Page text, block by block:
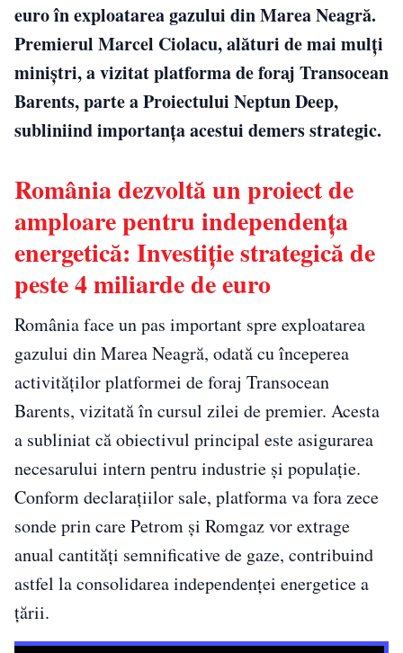
euro în exploatarea gazului din Marea Neagră.
Premierul Marcel Ciolacu, alături de mai mulți
miniștri, a vizitat platforma de foraj Transocean
Barents, parte a Proiectului Neptun Deep,
subliniind importanța acestui demers strategic.
România dezvoltă un proiect de
amploare pentru independența
energetică: Investiție strategică de
peste 4 miliarde de euro
România face un pas important spre exploatarea
gazului din Marea Neagră, odată cu începerea
activităților platformei de foraj Transocean
Barents, vizitată în cursul zilei de premier. Acesta
a subliniat că obiectivul principal este asigurarea
necesarului intern pentru industrie și populație.
Conform declarațiilor sale, platforma va fora zece
sonde prin care Petrom și Romgaz vor extrage
anual cantități semnificative de gaze, contribuind
astfel la consolidarea independenței energetice a
țării.